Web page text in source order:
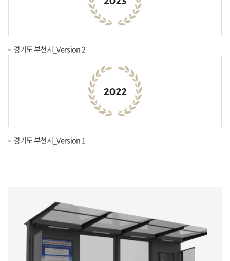
경기도 부천시_Version 2
경기도 부천시_Version 1